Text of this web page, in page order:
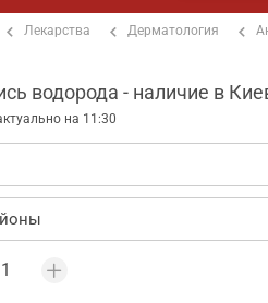
Лекарства Дерматология
водорода - наличие в
на 11:30